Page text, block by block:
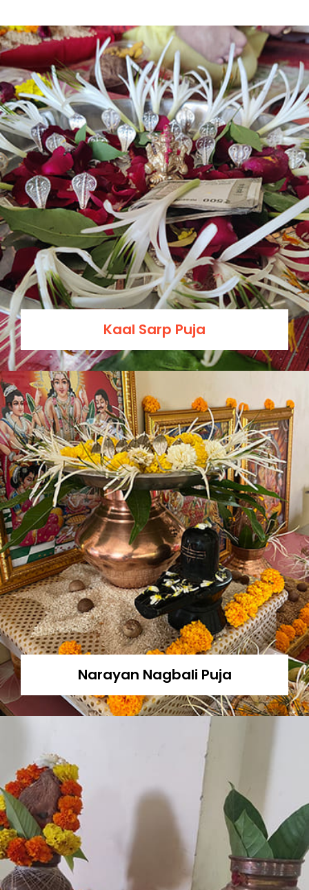
Kaal Sarp Puja
Narayan Nagbali Puja